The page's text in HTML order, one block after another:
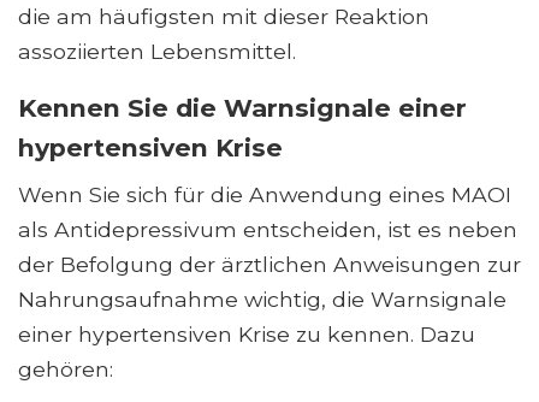
die am häufigsten mit dieser Reaktion
assoziierten Lebensmittel.
Kennen Sie die Warnsignale einer
hypertensiven Krise
Wenn Sie sich für die Anwendung eines MAOI
als Antidepressivum entscheiden, ist es neben
der Befolgung der ärztlichen Anweisungen zur
Nahrungsaufnahme wichtig, die Warnsignale
einer hypertensiven Krise zu kennen. Dazu
gehören: